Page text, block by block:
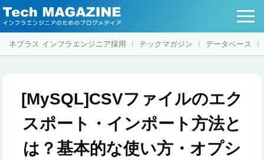
ネプラス インフラエンジニア採用 テックマガジン データベース
[MySQL]CSVファイルのエク
スポート・インポート方法と
は？基本的な使い方・オプシ